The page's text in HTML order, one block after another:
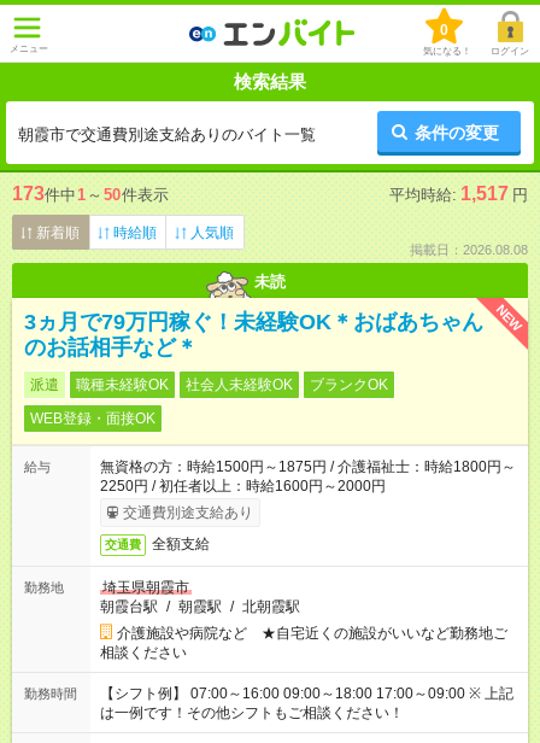
メニュー
0
気になる！ ログイン
検索結果
朝霞市で交通費別途支給ありのバイト一覧 条件の変更
173件中1 ～ 50件表示 平均時給: 1,517 円
新着順 時給順 人気順
掲載日：2026.08.08
未読
NEW
3ヵ月で79万円稼ぐ！未経験OK＊おばあちゃん
のお話相手など＊
派遣 職種未経験OK 社会人未経験OK
ブランクOK
WEB登録・面接OK
給与
無資格の方：時給1500円～1875円 / 介護福祉士：時給1800円～
2250円 / 初任者以上：時給1600円～2000円
交通費別途支給あり
交通費 全額支給
勤務地
埼玉県朝霞市
朝霞台駅 / 朝霞駅 / 北朝霞駅
介護施設や病院など ★自宅近くの施設がいいなど勤務地ご
相談ください
勤務時間
【シフト例】 07:00～16:00 09:00～18:00 17:00～09:00 ※ 上記
は一例です！その他シフトもご相談ください！